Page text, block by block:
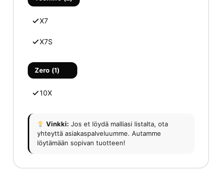
X7
X7S
Zero (1)
10X
Vinkki: Jos et löydä malliasi listalta, ota
yhteyttä asiakaspalveluumme. Autamme
löytämään sopivan tuotteen!